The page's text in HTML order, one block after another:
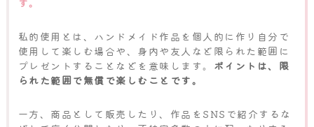
私的使用とは、ハンドメイド作品を個人的に作り自分で
使用して楽しむ場合や、身内や友人など限られた範囲に
プレゼントすることなどを意味します。 ポイントは、限
られた範囲で無償で楽しむことです。
一方、商品として販売したり、作品をSNSで紹介するな